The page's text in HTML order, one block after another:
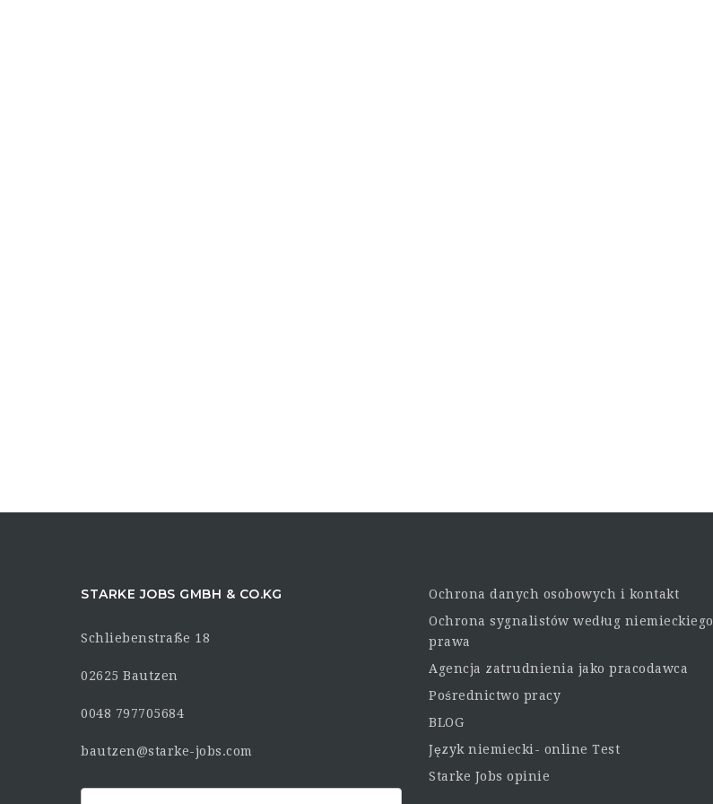
STARKE JOBS GMBH & CO.KG
Schliebenstraße 18
02625 Bautzen
0048 797705684
bautzen@starke-jobs.com
Ochrona danych osobowych i kontakt
Ochrona sygnalistów według niemieckiego
prawa
Agencja zatrudnienia jako pracodawca
Pośrednictwo pracy
BLOG
Język niemiecki- online Test
Starke Jobs opinie